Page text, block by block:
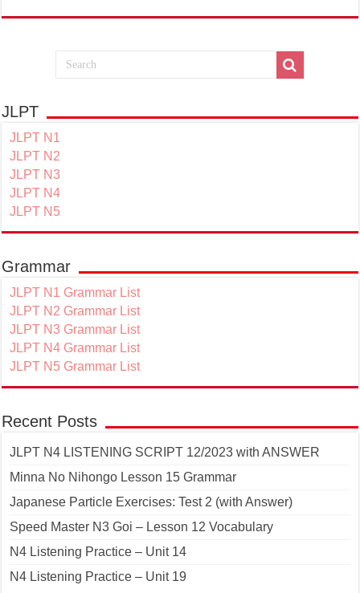
JLPT
JLPT N1
JLPT N2
JLPT N3
JLPT N4
JLPT N5
Grammar
JLPT N1 Grammar List
JLPT N2 Grammar List
JLPT N3 Grammar List
JLPT N4 Grammar List
JLPT N5 Grammar List
Recent Posts
JLPT N4 LISTENING SCRIPT 12/2023 with ANSWER
Minna No Nihongo Lesson 15 Grammar
Japanese Particle Exercises: Test 2 (with Answer)
Speed Master N3 Goi – Lesson 12 Vocabulary
N4 Listening Practice – Unit 14
N4 Listening Practice – Unit 19